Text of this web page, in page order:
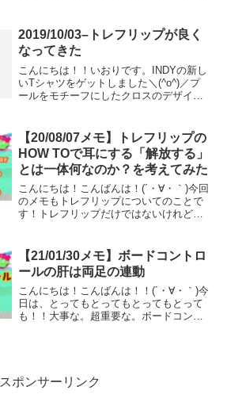
らなくなりバッドです。(´・∀・｀)ってわ
けで！今...
2019/10/03–トレフリップが良く
なってきた
こんにちは！！いおりです。INDYの新し
いTシャツをゲットしました＼(^o^)／プ
ールをモチーフにしたクロスのデザイ
ど、一昨年から去年の後半くらいまでは
プールとかバ...
【20/08/07メモ】トレフリップの
HOW TOで耳にする「解放する」
とは一体何なのか？を考えてみた
こんにちは！こんばんは！(´・∀・｀)今回
のメモもトレフリップについてのことで
す！トレフリップだけではないけれど、
｀)余談ですが、バリアル回転ていうの
は、ショービッ...
【21/01/30メモ】ボードコントロ
ールの肝は両足の連動
こんにちは！こんばんは！！(´・∀・｀)今
日は、とってもとってもとってもとって
も！！大事な。超重要な。ボードコント
スポンサーリンク